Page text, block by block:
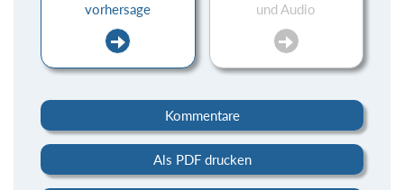
vorhersage
und Audio
Kommentare
Als PDF drucken